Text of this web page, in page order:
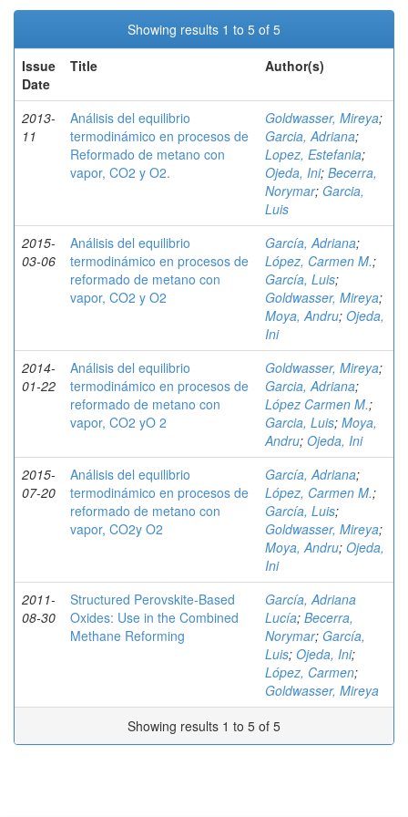
Showing results 1 to 5 of 5
Issue
Date
Title Author(s)
2013-
11
Análisis del equilibrio
termodinámico en procesos de
Reformado de metano con
vapor, CO2 y O2.
Goldwasser, Mireya;
Garcia, Adriana;
Lopez, Estefania;
Ojeda, Ini; Becerra,
Norymar; Garcia,
Luis
2015-
03-06
Análisis del equilibrio
termodinámico en procesos de
reformado de metano con
vapor, CO2 y O2
García, Adriana;
López, Carmen M.;
García, Luis;
Goldwasser, Mireya;
Moya, Andru; Ojeda,
Ini
2014-
01-22
Análisis del equilibrio
termodinámico en procesos de
reformado de metano con
vapor, CO2 yO 2
Goldwasser, Mireya;
Garcia, Adriana;
López Carmen M.;
Garcia, Luis; Moya,
Andru; Ojeda, Ini
2015-
07-20
Análisis del equilibrio
termodinámico en procesos de
reformado de metano con
vapor, CO2y O2
García, Adriana;
López, Carmen M.;
García, Luis;
Goldwasser, Mireya;
Moya, Andru; Ojeda,
Ini
2011-
08-30
Structured Perovskite-Based
Oxides: Use in the Combined
Methane Reforming
García, Adriana
Lucía; Becerra,
Norymar; García,
Luis; Ojeda, Ini;
López, Carmen;
Goldwasser, Mireya
Showing results 1 to 5 of 5